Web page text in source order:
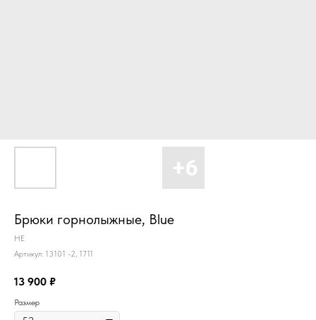
Брюки горнолыжные, Blue
HE
Артикул: 13101 -2, 1711
13 900 ₽
Размер